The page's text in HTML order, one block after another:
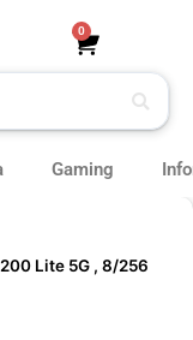
0
Cart
Gaming
Lite 5G , 8/256